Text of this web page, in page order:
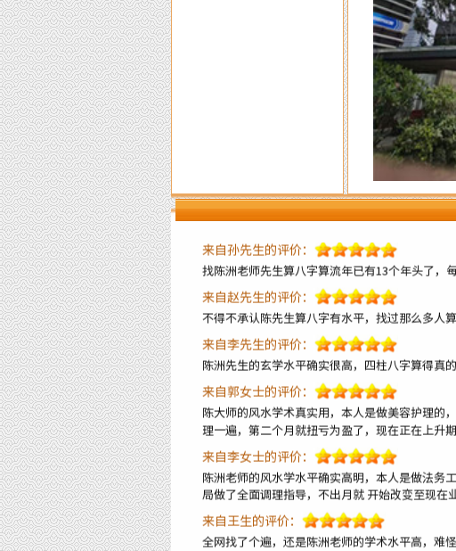
陈洲老师的风水学水平确实高明，本人是做法
局做了全面调理指导，不出月就 开始改变至现
全网找了个遍，还是陈洲老师的学术水平高，
不得承认老师的水平高，上个月找老师调理一下
大师就是大师的水平，看风水不只是遵循古法，
来自孙先生的评价：
找陈洲老师先生算八字算流年已有13个年头了，
来自赵先生的评价：
不得不承认陈先生算八字有水平，找过那么多人
来自李先生的评价：
陈洲先生的玄学水平确实很高，四柱八字算得真
来自郭女士的评价：
陈大师的风水学术真实用，本人是做美容护理的
理一遍，第二个月就扭亏为盈了，现在正在上升
来自李女士的评价：
陈洲老师的风水学水平确实高明，本人是做法务
来自王生的评价：
全网找了个遍，还是陈洲老师的学术水平高，难
来自李先生的评价：
不得承认老师的水平高，上个月找老师调理一下